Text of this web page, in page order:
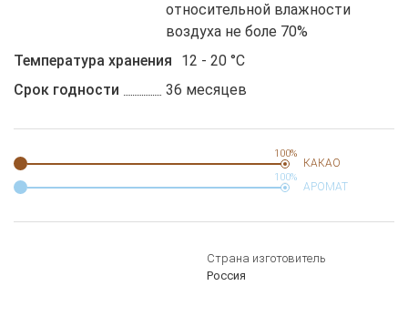
относительной влажности
воздуха не боле 70%
Температура хранения
12 - 20 °C
Срок годности
36 месяцев
100%
КАКАО
100%
АРОМАТ
Страна изготовитель
Россия